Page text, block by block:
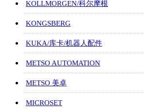
KOLLMORGEN/科尔摩根
KONGSBERG
KUKA/库卡/机器人配件
METSO AUTOMATION
METSO 美卓
MICROSET